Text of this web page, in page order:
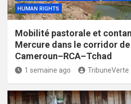
HUMAN RIGHTS
Mobilité pastorale et
Mercure dans le corridor
Cameroun–RCA–Tchad
1 semaine ago TribuneVerte